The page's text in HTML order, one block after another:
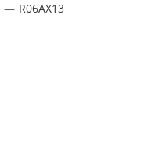
— R06AX13